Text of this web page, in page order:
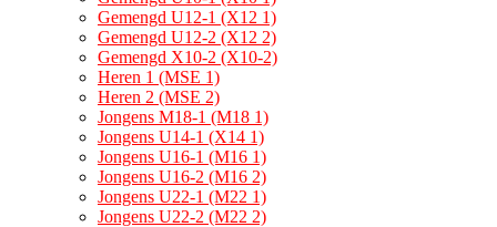
Gemengd U12-1 (X12 1)
Gemengd U12-2 (X12 2)
Gemengd X10-2 (X10-2)
Heren 1 (MSE 1)
Heren 2 (MSE 2)
Jongens M18-1 (M18 1)
Jongens U14-1 (X14 1)
Jongens U16-1 (M16 1)
Jongens U16-2 (M16 2)
Jongens U22-1 (M22 1)
Jongens U22-2 (M22 2)